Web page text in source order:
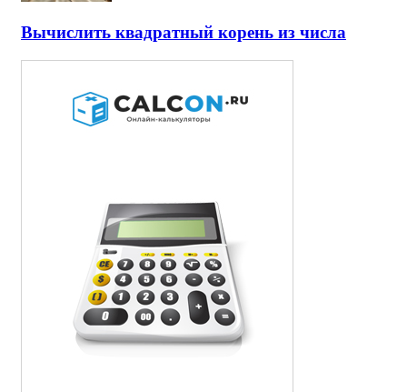
Вычислить квадратный корень из числа